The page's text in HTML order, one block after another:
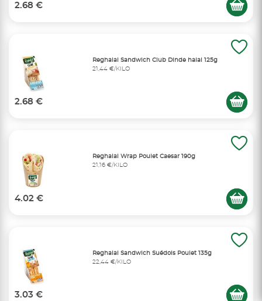
2.68 €
Reghalal Sandwich Club Dinde halal 125g
21,44 €/KILO
2.68 €
Reghalal Wrap Poulet Caesar 190g
21,16 €/KILO
4.02 €
Reghalal Sandwich Suédois Poulet 135g
22,44 €/KILO
3.03 €